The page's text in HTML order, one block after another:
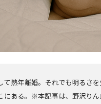
て熟年離婚。それでも明るさ
にある。※本記事は、野沢り